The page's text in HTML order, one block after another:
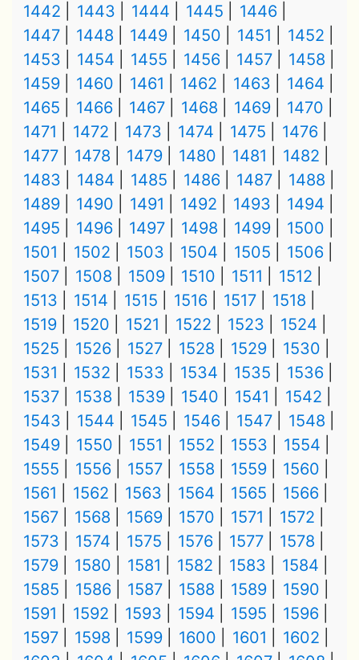
1442
1443 1444 1445
1446
1447
1448 1449 1450 1451
1452
1453
1454 1455 1456 1457
1458
1459
1460 1461 1462 1463
1464
1465
1466 1467 1468 1469
1470
1471
1472 1473 1474 1475
1476
1477
1478 1479 1480 1481
1482
1483
1484 1485 1486 1487
1488
1489
1490 1491 1492 1493
1494
1495
1496 1497 1498 1499
1500
1501
1502 1503 1504 1505
1506
1507
1508 1509 1510 1511
1512
1513
1514 1515 1516 1517
1518
1519
1520 1521 1522 1523
1524
1525
1526 1527 1528 1529
1530
1531
1532 1533 1534 1535
1536
1537
1538 1539 1540 1541
1542
1543
1544 1545 1546 1547
1548
1549
1550 1551 1552 1553
1554
1555
1556 1557 1558 1559
1560
1561
1562 1563 1564 1565
1566
1567
1568 1569 1570 1571
1572
1573
1574 1575 1576 1577
1578
1579
1580 1581 1582 1583
1584
1585
1586 1587 1588 1589
1590
1591
1592 1593 1594 1595
1596
1597
1598 1599 1600 1601
1602